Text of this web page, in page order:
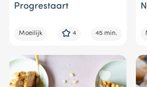
Progrestaart
Moeilijk 4 45 min.